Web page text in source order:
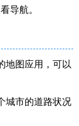
导航。
图应用，可以
市的道路状况